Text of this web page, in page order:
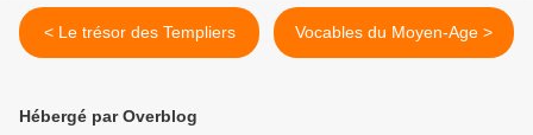
< Le trésor des Templiers Vocables du Moyen-Age >
Hébergé par Overblog